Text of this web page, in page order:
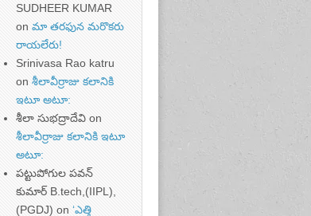
SUDHEER KUMAR
on మా తరఫున మరొకరు
రాయలేరు!
Srinivasa Rao katru
on శీలావీర్రాజు కలానికి
ఇటూ అటూ:
శీలా సుభద్రాదేవి on
శీలావీర్రాజు కలానికి ఇటూ
అటూ:
పట్టుపోగుల పవన్
కుమార్ B.tech,(IIPL),
(PGDJ) on ‘ఎత్తి